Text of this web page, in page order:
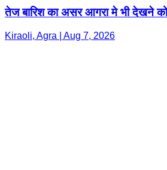
तेज बारिश का असर आगरा मे भी देखने
Kiraoli, Agra | Aug 7, 2026